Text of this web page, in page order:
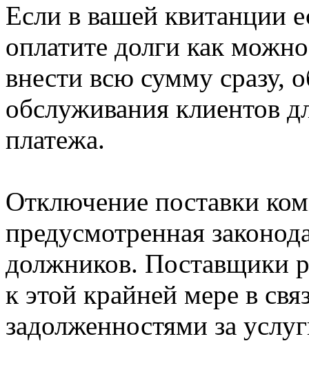
Если в вашей квитанции
оплатите долги как
внести всю сумму сразу,
обслуживания клиентов
платежа.
Отключение поставки
предусмотренная
должников. Поставщики
к этой крайней мере в
задолженностями за